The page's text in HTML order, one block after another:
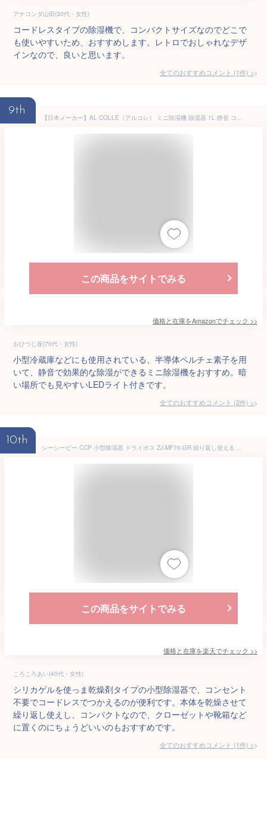
アナコンダ山田(30代・女性)
コードレスタイプの除湿機で、コンパクトサイズなのでどこで
も使いやすいため、おすすめします。レトロでおしゃれなデザ
インなので、良いと思います。
全てのおすすめコメント (1件) >
9th
【日本メーカー】AL COLLE（アルコレ） ミニ除湿機 除湿器 1L 静音 コンパクト 省エネ ペルチェ式 クローゼット 押入れ 靴箱 収納 省スペース くり返し 満水検知 自動停止機能 満水お知らせランプ 取手付 半透明タンク ACアダプター
この商品をサイトでみる
価格と在庫をAmazonでチェック >>
おひつじ座(70代・女性)
小型冷蔵庫などにも使用されている、半導体ペルチェ素子を用
いて、静音で効果的な除湿ができるミニ除湿機をおすすめ。暗
い場所でも見やすいLEDライト付きです。
全てのおすすめコメント (2件) >
10th
シーシーピー CCP 小型除湿器 ドライボス ZJ-MF70-GR 繰り返し使える 除湿器 除湿剤 シリカゲル 小型除湿器 コードレス除湿器 吊り下げ 置き型 靴 水捨て不要 小型除湿機 コードレス除湿機 カビ対策 サステナブル コンパクト 加熱乾燥 除湿 湿気対策 CCP DRY BOSS ZJMF70
この商品をサイトでみる
価格と在庫を楽天でチェック >>
ころころあい(40代・女性)
シリカゲルを使っま乾燥剤タイプの小型除湿器で、コンセント
不要でコードレスでつかえるのが便利です。本体を乾燥させて
繰り返し使えし、コンパクトなので、クローゼットや靴箱など
に置くのにちょうどいいのもおすすめです。
全てのおすすめコメント (1件) >